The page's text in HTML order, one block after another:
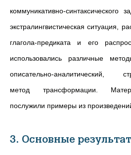
коммуникативно-синтаксического
экстралингвистическая ситуация,
глагола-предиката и его
использовались различные
описательно-аналитический,
метод трансформации.
послужили примеры из
3. Основные